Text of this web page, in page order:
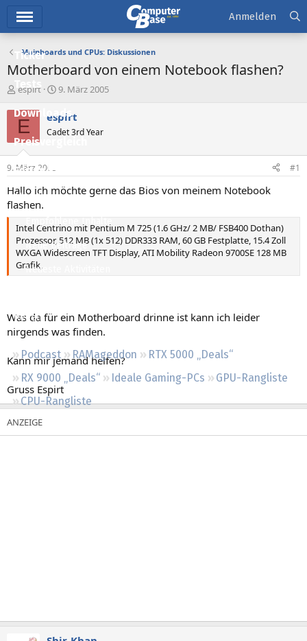
Ticker
Downloads
Preisvergleich
Forum
Aktuelles
Empfohlene Inhalte
Neue Beiträge
Neueste Aktivitäten
Regeln
Podcast RAMageddon
RTX 5000 „Deals“
RX 9000 „Deals“
Ideale Gaming-PCs
GPU-Rangliste
CPU-Rangliste
Anmelden
Mainboards und CPUs: Diskussionen
Motherboard von einem Notebook flashen?
E
s
e
l
e
r
espirt
E
s
t
e
t
a
9. März 2005
E espirt
Cadet 3rd Year
9. März 2005 #1
Hallo ich möchte gerne das Bios von meinem Notebook
flashen.
Intel Centrino mit Pentium M 725 (1.6 GHz/ 2 MB/ FSB400 Dothan)
Prozessor, 512 MB (1x 512) DDR333 RAM, 60 GB Festplatte, 15.4 Zoll
WXGA Widescreen TFT Display, ATI Mobility Radeon 9700SE 128 MB
Grafik,
Was da für ein Motherboard drinne ist kann ich leider
nirgends was finden.
Kann mir jemand helfen?
Gruss Espirt